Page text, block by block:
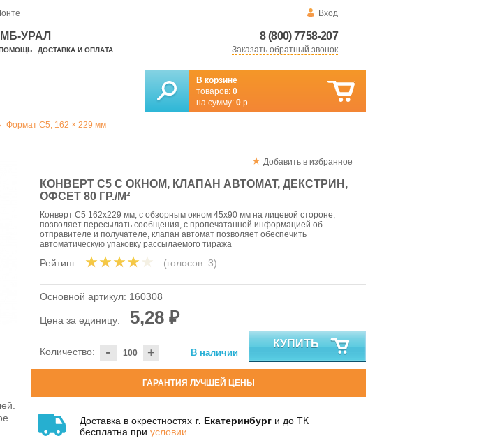
Вход
8 (800) 7758-207
Заказать обратный звонок
УРАЛ
ДОСТАВКА И ОПЛАТА
В корзине
товаров: 0
на сумму: 0 р.
Формат C5, 162 × 229 мм
Добавить в избранное
КОНВЕРТ С5 С ОКНОМ, КЛАПАН АВТОМАТ, ДЕКСТРИН,
ОФСЕТ 80 ГР./М²
Конверт C5 162х229 мм, с обзорным окном 45х90 мм на лицевой стороне,
позволяет пересылать сообщения, с пропечатанной информацией об
отправителе и получателе, клапан автомат позволяет обеспечить
автоматическую упаковку рассылаемого тиража
Рейтинг: (голосов: 3)
Основной артикул: 160308
Цена за единицу: 5,28 ₽
- +
Количество: В наличии
КУПИТЬ
ГАРАНТИЯ ЛУЧШЕЙ ЦЕНЫ
Доставка в окрестностях г. Екатеринбург и до ТК
бесплатна при условии